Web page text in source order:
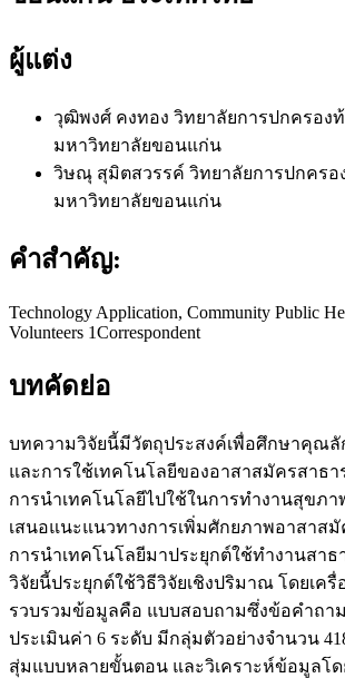
ผู้แต่ง
วุฒิพงศ์ คงทอง วิทยาลัยการปกครอง
มหาวิทยาลัยขอนแก่น
วิษณุ สุมิตสวรรค์ วิทยาลัยการปกครอ
มหาวิทยาลัยขอนแก่น
คำสำคัญ:
Technology Application, Community Public
Volunteers 1Correspondent
บทคัดย่อ
บทความวิจัยนี้มีวัตถุประสงค์เพื่อศึกษาคุณ
และการใช้เทคโนโลยีของอาสาสมัครสาธ
การนำเทคโนโลยีไปใช้ในการทำงานสุขภ
เสนอแนะแนวทางการเพิ่มศักยภาพอาสาส
การนำเทคโนโลยีมาประยุกต์ใช้ทำงานสา
วิจัยนี้ประยุกต์ใช้วิธีวิจัยเชิงปริมาณ โดยเครื่
รวบรวมข้อมูลคือ แบบสอบถามซึ่งข้อคำถา
ประเมินค่า 6 ระดับ มีกลุ่มตัวอย่างจำนวน
สุ่มแบบหลายขั้นตอน และวิเคราะห์ข้อมูลโด